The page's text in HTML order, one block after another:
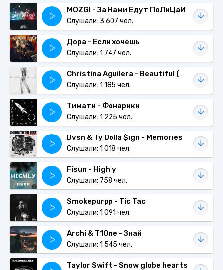
MOZGI - За Нами Едут ПоЛиЦаИ
Слушали: 3 607 чел.
Дора - Если хочешь
Слушали: 1 747 чел.
Christina Aguilera - Beautiful (Benny Benassi Remix)
Слушали: 1 185 чел.
Тимати - Фонарики
Слушали: 1 225 чел.
Dvsn & Ty Dolla $ign - Memories
Слушали: 1 018 чел.
Fisun - Highly
Слушали: 758 чел.
Smokepurpp - Tic Tac
Слушали: 1 091 чел.
Archi & T1One - Знай
Слушали: 1 545 чел.
Taylor Swift - Snow globe hearts